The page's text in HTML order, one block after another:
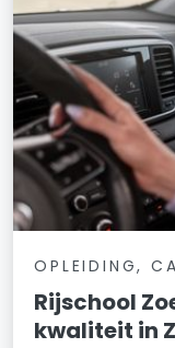
OPLEIDING,
Rijschool
kwaliteit in